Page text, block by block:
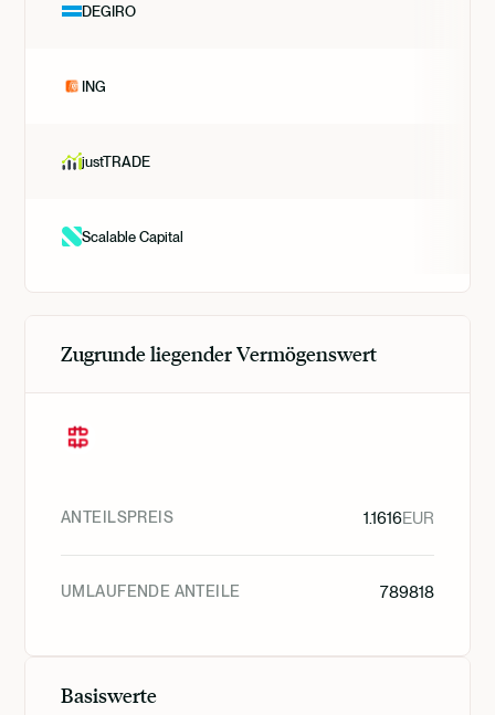
DEGIRO
ING
justTRADE
Scalable Capital
Zugrunde liegender Vermögenswert
ANTEILSPREIS 1.1616EUR
UMLAUFENDE ANTEILE 789818
Basiswerte